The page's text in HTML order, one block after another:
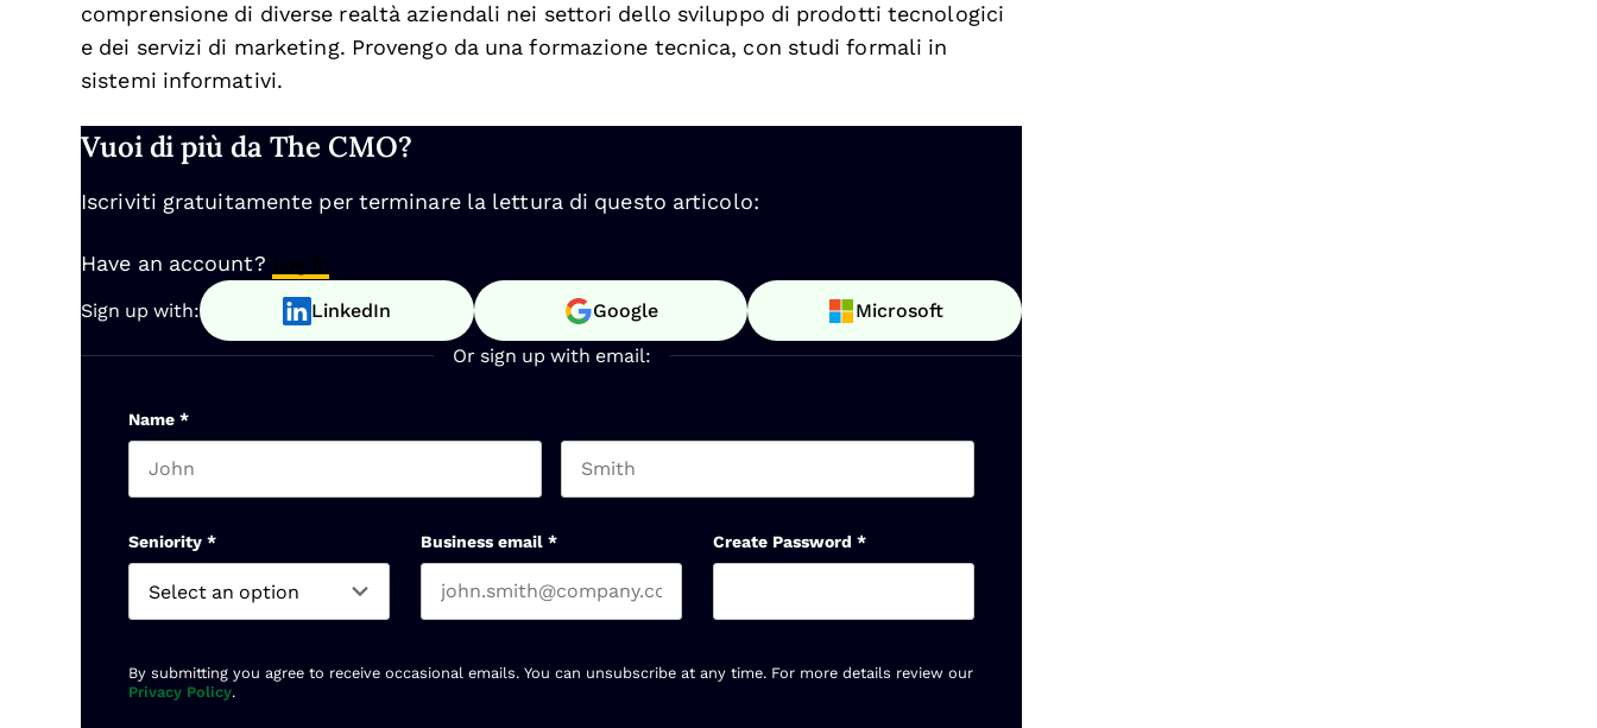
comprensione di diverse realtà aziendali nei settori dello sviluppo di prodotti tecnologici
e dei servizi di marketing. Provengo da una formazione tecnica, con studi formali in
sistemi informativi.
Vuoi di più da The CMO?
Iscriviti gratuitamente per terminare la lettura di questo articolo:
Have an account? Log In
Sign up with: LinkedIn Google Microsoft
Or sign up with email:
Name *
Seniority * Business email * Create Password *
By submitting you agree to receive occasional emails. You can unsubscribe at any time. For more details review our
Privacy Policy.